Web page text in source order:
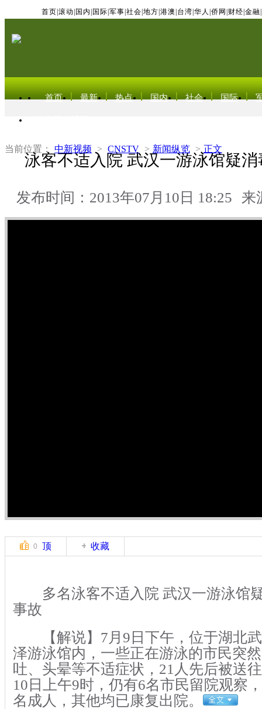
首页 滚动 国内 国际 军事 社会 地方 港澳 台湾 华人 侨网 财经 金融
首页 最新 热点 国内 社会 国际
当前位置： 中新视频 > CNSTV > 新闻纵览 > 正文
泳客不适入院 武汉一游泳馆疑
发布时间：2013年07月10日 18:25 来
0 顶 收藏
多名泳客不适入院 武汉一游泳馆
事故
【解说】7月9日下午，位于湖北武
泽游泳馆内，一些正在游泳的市民突
吐、头晕等不适症状，21人先后被送
10日上午9时，仍有6名市民留院观察
名成人，其他均已康复出院。